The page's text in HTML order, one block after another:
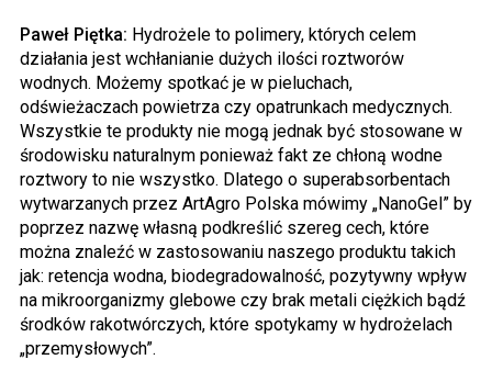
Paweł Piętka: Hydrożele to polimery, których celem
działania jest wchłanianie dużych ilości roztworów
wodnych. Możemy spotkać je w pieluchach,
odświeżaczach powietrza czy opatrunkach medycznych.
Wszystkie te produkty nie mogą jednak być stosowane w
środowisku naturalnym ponieważ fakt ze chłoną wodne
roztwory to nie wszystko. Dlatego o superabsorbentach
wytwarzanych przez ArtAgro Polska mówimy „NanoGel” by
poprzez nazwę własną podkreślić szereg cech, które
można znaleźć w zastosowaniu naszego produktu takich
jak: retencja wodna, biodegradowalność, pozytywny wpływ
na mikroorganizmy glebowe czy brak metali ciężkich bądź
środków rakotwórczych, które spotykamy w hydrożelach
„przemysłowych”.